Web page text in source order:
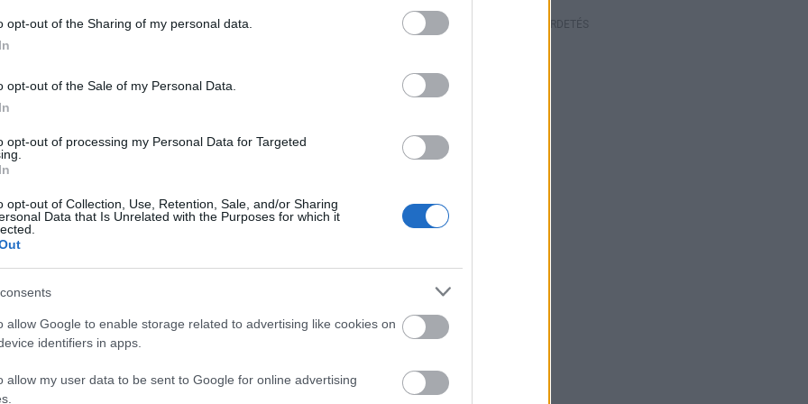
opt-out of the Sharing of my personal data.
opt-out of the Sale of my Personal Data.
opt-out of processing my Personal Data for Targeted
opt-out of Collection, Use, Retention, Sale, and/or Sharing
Data that Is Unrelated with the Purposes for which it
allow Google to enable storage related to advertising like cookies on
identifiers in apps.
allow my user data to be sent to Google for online advertising
felálltam, szükségem volt a
Kínában és több európai országban. Igyekeztem
és most tele vagyok energiával" - közölte a
ötödik magyar válogatott szövetségi
játékot szeretne látni csapatától, amely stabil
annyit árult el, hogy a KSC régi egysége
hagyta el a tolnai együttest, mellyel négy bajnoki
bronzérmes lett, valamint bejutott az Euroliga
Pécset irányítja a jövőben.
HIRDETÉS